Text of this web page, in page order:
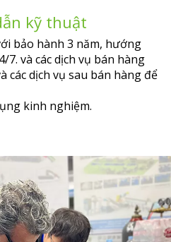
kỹ thuật
bảo hành 3 năm, hướng
và các dịch vụ bán hàng
các dịch vụ sau bán hàng để
kinh nghiệm.